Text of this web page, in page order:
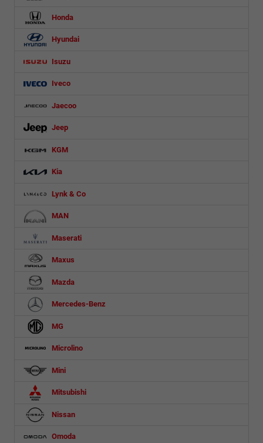
Honda
Hyundai
Isuzu
Iveco
Jaecoo
Jeep
KGM
Kia
Lynk & Co
MAN
Maserati
Maxus
Mazda
Mercedes-Benz
MG
Microlino
Mini
Mitsubishi
Nissan
Omoda